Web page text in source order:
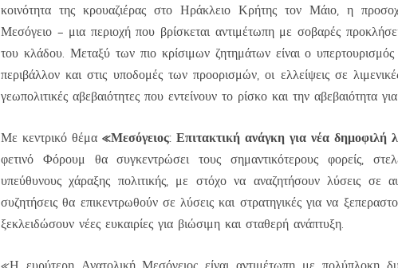
κοινότητα της κρουαζιέρας στο Ηράκλειο Κρήτης τον Μάιο, η
Μεσόγειο – μια περιοχή που βρίσκεται αντιμέτωπη με σοβαρές
του κλάδου. Μεταξύ των πιο κρίσιμων ζητημάτων είναι ο
περιβάλλον και στις υποδομές των προορισμών, οι ελλείψεις σε
γεωπολιτικές αβεβαιότητες που εντείνουν το ρίσκο και την αβεβαιότητα
Με κεντρικό θέμα «Μεσόγειος: Επιτακτική ανάγκη για νέα δημοφιλή
φετινό Φόρουμ θα συγκεντρώσει τους σημαντικότερους φορείς,
υπεύθυνους χάραξης πολιτικής, με στόχο να αναζητήσουν λύσεις σε
συζητήσεις θα επικεντρωθούν σε λύσεις και στρατηγικές για να
ξεκλειδώσουν νέες ευκαιρίες για βιώσιμη και σταθερή ανάπτυξη.